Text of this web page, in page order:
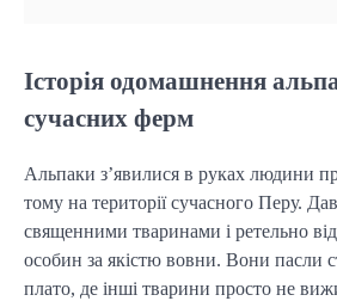
Історія одомашнення
сучасних ферм
Альпаки з’явилися в руках людини
тому на території сучасного Перу.
священними тваринами і ретельно
особин за якістю вовни. Вони пасли
плато, де інші тварини просто не